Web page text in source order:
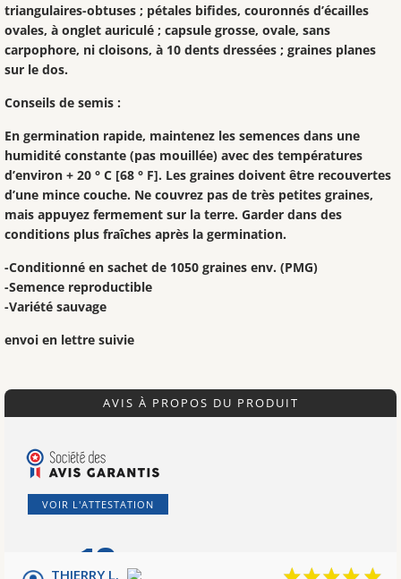
triangulaires-obtuses ; pétales bifides, couronnés d’écailles
ovales, à onglet auriculé ; capsule grosse, ovale, sans
carpophore, ni cloisons, à 10 dents dressées ; graines planes
sur le dos.
Conseils de semis :
En germination rapide, maintenez les semences dans une
humidité constante (pas mouillée) avec des températures
d’environ + 20 ° C [68 ° F]. Les graines doivent être recouvertes
d’une mince couche. Ne couvrez pas de très petites graines,
mais appuyez fermement sur la terre. Garder dans des
conditions plus fraîches après la germination.
-Conditionné en sachet de 1050 graines env. (PMG)
-Semence reproductible
-Variété sauvage
envoi en lettre suivie
AVIS À PROPOS DU PRODUIT
VOIR L'ATTESTATION
10
THIERRY L.